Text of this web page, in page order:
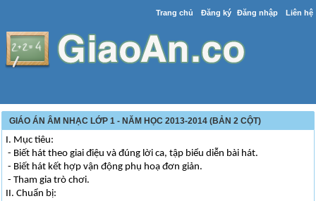
Trang chủ Đăng ký Đăng nhập Liên hệ
GIÁO ÁN ÂM NHẠC LỚP 1 - NĂM HỌC 2013-2014 (BẢN 2 CỘT)
I. Mục tiêu:
- Biết hát theo giai điệu và đúng lời ca, tập biểu diễn bài hát.
- Biết hát kết hợp vận động phụ hoạ đơn giản.
- Tham gia trò chơi.
II. Chuẩn bị: